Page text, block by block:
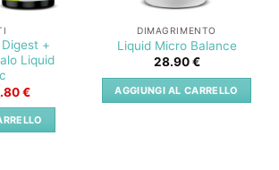
+
Liquid
€Il
attuale
è:
DIMAGRIMENTO
Liquid Micro Balance
28.90€
AGGIUNGI AL CARRELLO